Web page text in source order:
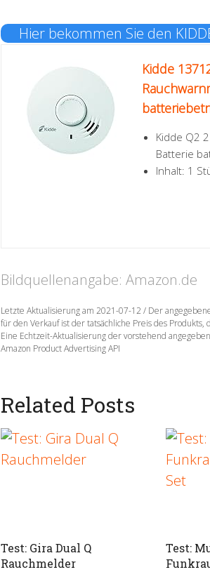
Hier bekommen Sie den
Kidde
Kidde Q2
Batterie
Inhalt: 1
Bildquellenangabe: Amazon.de
Letzte Aktualisierung am 2021-07-12 / Der
für den Verkauf ist der tatsächliche Preis des
Eine Echtzeit-Aktualisierung der vorstehend
Amazon Product Advertising API
Related Posts
Test: Gira Dual Q
Rauchmelder
Test: